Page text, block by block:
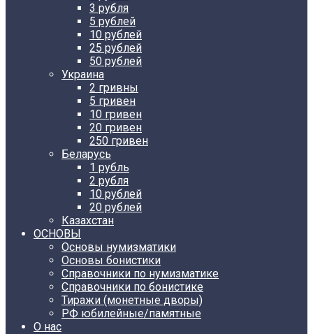
3 рубля
5 рублей
10 рублей
25 рублей
50 рублей
Украина
2 гривны
5 гривен
10 гривен
20 гривен
250 гривен
Беларусь
1 рубль
2 рубля
10 рублей
20 рублей
Казахстан
ОСНОВЫ
Основы нумизматики
Основы бонистики
Справочники по нумизматике
Справочники по бонистике
Тиражи (монетные дворы)
РФ юбилейные/памятные
О нас